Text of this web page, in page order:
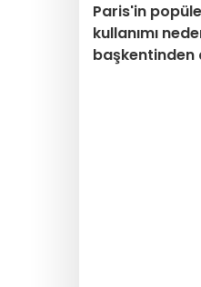
Paris'in
kullanımı
başkentinden